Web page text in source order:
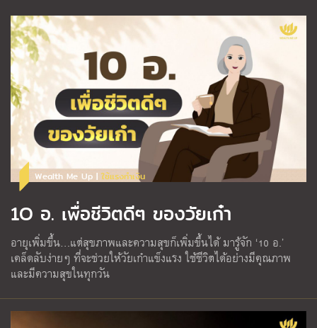
Wealth Me Up | ใช้แรงทำเงิน
1O อ. เพื่อชีวิตดีๆ ของวัยเก๋า
อายุเพิ่มขึ้น…แต่สุขภาพและความสุขก็เพิ่มขึ้นได้ มารู้จัก ‘10 อ.’
เคล็ดลับง่ายๆ ที่จะช่วยให้วัยเก๋าแข็งแรง ใช้ชีวิตได้อย่างมีคุณภาพ
และมีความสุขในทุกวัน